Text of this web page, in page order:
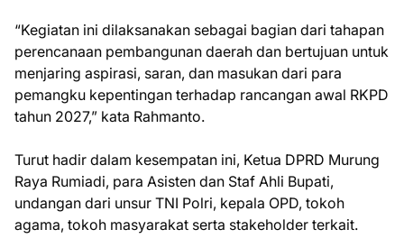
“Kegiatan ini dilaksanakan sebagai bagian dari tahapan
perencanaan pembangunan daerah dan bertujuan untuk
menjaring aspirasi, saran, dan masukan dari para
pemangku kepentingan terhadap rancangan awal RKPD
tahun 2027,” kata Rahmanto.
Turut hadir dalam kesempatan ini, Ketua DPRD Murung
Raya Rumiadi, para Asisten dan Staf Ahli Bupati,
undangan dari unsur TNI Polri, kepala OPD, tokoh
agama, tokoh masyarakat serta stakeholder terkait.